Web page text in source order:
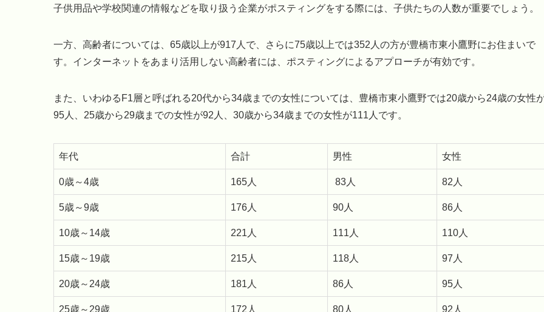
子供用品や学校関連の情報などを取り扱う企業がポスティングをする際には、子供たちの人数が重要でしょう。
一方、高齢者については、65歳以上が917人で、さらに75歳以上では352人の方が豊橋市東小鷹野にお住まいで
す。インターネットをあまり活用しない高齢者には、ポスティングによるアプローチが有効です。
また、いわゆるF1層と呼ばれる20代から34歳までの女性については、豊橋市東小鷹野では20歳から24歳の女性
95人、25歳から29歳までの女性が92人、30歳から34歳までの女性が111人です。
年代 合計 男性 女性
0歳～4歳 165人 83人 82人
5歳～9歳 176人 90人 86人
10歳～14歳 221人 111人 110人
15歳～19歳 215人 118人 97人
20歳～24歳 181人 86人 95人
25歳～29歳 172人 80人 92人